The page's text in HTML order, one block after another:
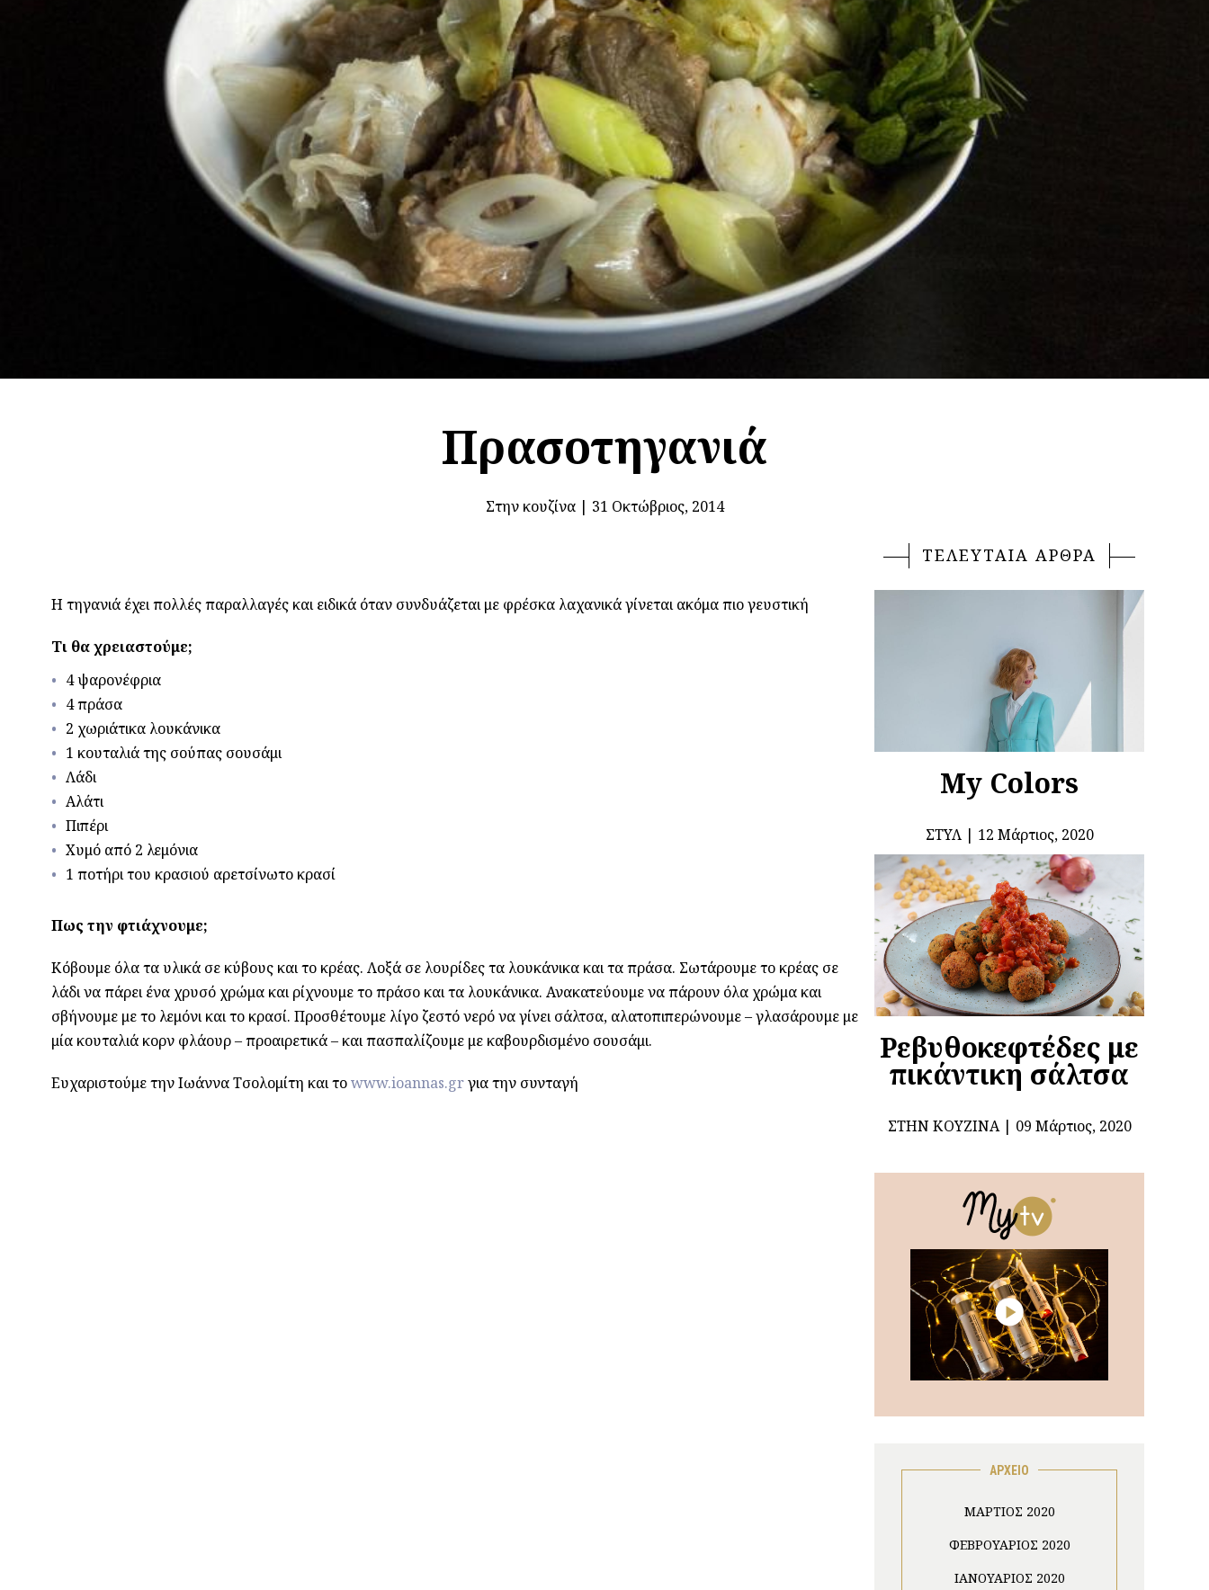
Πρασοτηγανιά
Στην κουζίνα| 31 Οκτώβριος, 2014
Η τηγανιά έχει πολλές παραλλαγές και ειδικά όταν συνδυάζεται με φρέσκα λαχανικά γίνεται ακόμα πιο γευστική
Τι θα χρειαστούμε;
4 ψαρονέφρια
4 πράσα
2 χωριάτικα λουκάνικα
1 κουταλιά της σούπας σουσάμι
Λάδι
Αλάτι
Πιπέρι
Χυμό από 2 λεμόνια
1 ποτήρι του κρασιού αρετσίνωτο κρασί
Πως την φτιάχνουμε;
Κόβουμε όλα τα υλικά σε κύβους και το κρέας. Λοξά σε λουρίδες τα λουκάνικα και τα πράσα. Σωτάρουμε το κρέας σε
λάδι να πάρει ένα χρυσό χρώμα και ρίχνουμε το πράσο και τα λουκάνικα. Ανακατεύουμε να πάρουν όλα χρώμα και
σβήνουμε με το λεμόνι και το κρασί. Προσθέτουμε λίγο ζεστό νερό να γίνει σάλτσα, αλατοπιπερώνουμε – γλασάρουμε με
μία κουταλιά κορν φλάουρ – προαιρετικά – και πασπαλίζουμε με καβουρδισμένο σουσάμι.
Ευχαριστούμε την Ιωάννα Τσολομίτη και τοwww.ioannas.grγια την συνταγή
ΤΕΛΕΥΤΑΙΑ ΑΡΘΡΑ
My Colors
ΣΤΥΛ 12 Μάρτιος, 2020
Ρεβυθοκεφτέδες με
πικάντικη σάλτσα
ΣΤΗΝ ΚΟΥΖΊΝΑ 09 Μάρτιος, 2020
ΑΡΧΕΙΟ
ΜΆΡΤΙΟΣ 2020
ΦΕΒΡΟΥΆΡΙΟΣ 2020
ΙΑΝΟΥΆΡΙΟΣ 2020